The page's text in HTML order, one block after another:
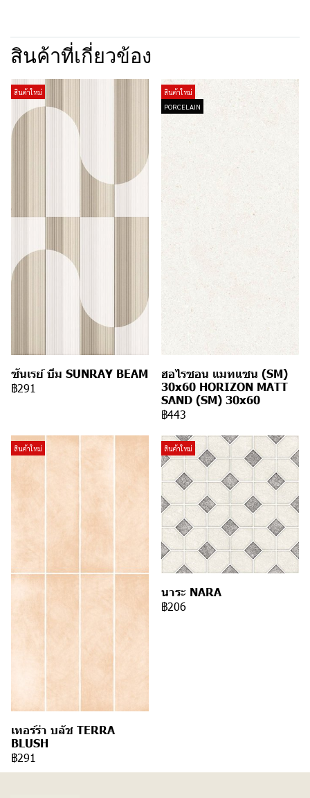
สินค้าที่เกี่ยวข้อง
สินค้าใหม่
ซันเรย์ บีม SUNRAY BEAM
฿291
สินค้าใหม่
PORCELAIN
ฮอไรซอน แมทแซน (SM)
30x60 HORIZON MATT
SAND (SM) 30x60
฿443
สินค้าใหม่
เทอร์ร่า บลัช TERRA
BLUSH
฿291
สินค้าใหม่
นาระ NARA
฿206